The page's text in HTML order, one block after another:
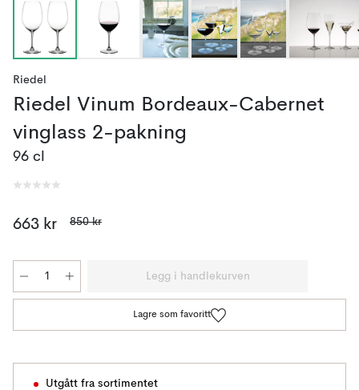
Riedel
Riedel Vinum Bordeaux-Cabernet
vinglass 2-pakning
96 cl
663 kr 850 kr
Legg i handlekurven
Lagre som favoritt
Utgått fra sortimentet